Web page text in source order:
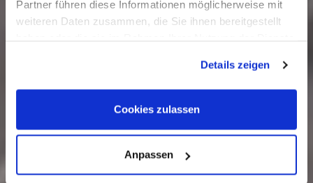
Partner führen diese Informationen möglicherweise mit
weiteren Daten zusammen, die Sie ihnen bereitgestellt
Cookies, wenn Sie unsere Webseite weiterhin nutzen.
Details zeigen
Cookies zulassen
Anpassen